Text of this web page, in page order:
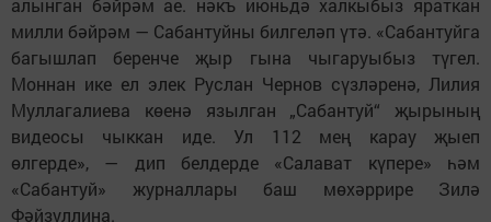
алынган бәйрәм ае. нәкъ июньдә халкыбыз яраткан
милли бәйрәм — Сабантуйны билгеләп үтә. «Сабантуйга
багышлап беренче җыр гына чыгаруыбыз түгел.
Моннан ике ел элек Руслан Чернов сүзләренә, Лилия
Муллагалиева көенә язылган „Сабантуй“ җырының
видеосы чыккан иде. Ул 112 мең карау җыеп
өлгерде», — дип белдерде «Салават күпере» һәм
«Сабантуй» журналлары баш мөхәррире Зилә
Фәйзуллина.